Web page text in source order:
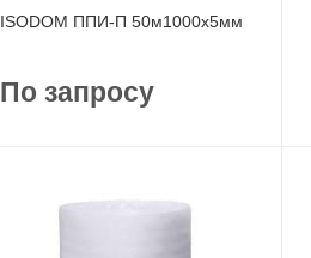
ISODOM ППИ-П 50м1000x5мм
По запросу